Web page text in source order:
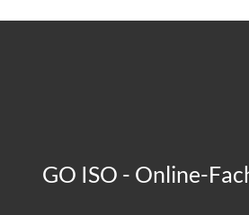
GO ISO - Online-